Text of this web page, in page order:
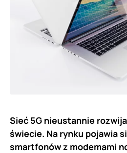
Sieć 5G nieustannie
świecie. Na rynku pojawia
smartfonów z modemami